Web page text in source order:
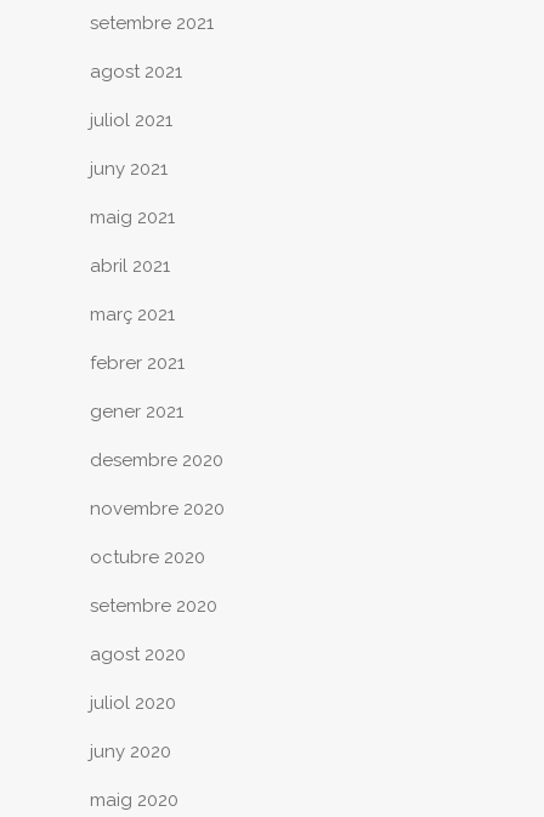
setembre 2021
agost 2021
juliol 2021
juny 2021
maig 2021
abril 2021
març 2021
febrer 2021
gener 2021
desembre 2020
novembre 2020
octubre 2020
setembre 2020
agost 2020
juliol 2020
juny 2020
maig 2020